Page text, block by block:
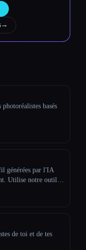
→
photoréalistes basés
générées par l'IA
Utilise notre outil
profil IA
en quelques
de toi et de tes